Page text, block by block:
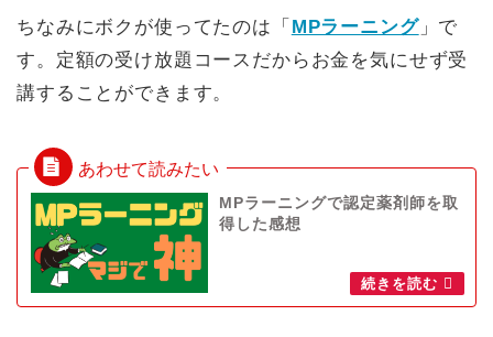
ちなみにボクが使ってたのは「 MPラーニング」で
す。定額の受け放題コースだからお金を気にせず受
講することができます。
MPラーニングで認定薬剤師を取
得した感想